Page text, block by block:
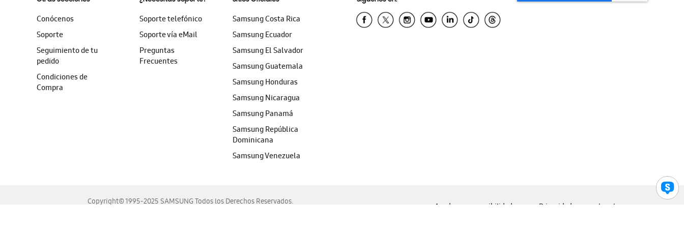
Conócenos
Soporte
Seguimiento de tu
pedido
Condiciones de
Compra
Soporte telefónico
Soporte vía eMail
Preguntas
Frecuentes
Samsung Costa Rica
Samsung Ecuador
Samsung El Salvador
Samsung Guatemala
Samsung Honduras
Samsung Nicaragua
Samsung Panamá
Samsung República
Dominicana
Samsung Venezuela
Copyright© 1995-2025 SAMSUNG Todos los Derechos Reservados.
Ayuda para accesibilidad Privacidad Legal